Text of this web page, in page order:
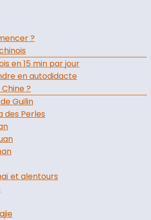
de votre séjour en Chine avec un
?
en 15 min par jour
en autodidacte
?
Guilin
des Perles
et alentours